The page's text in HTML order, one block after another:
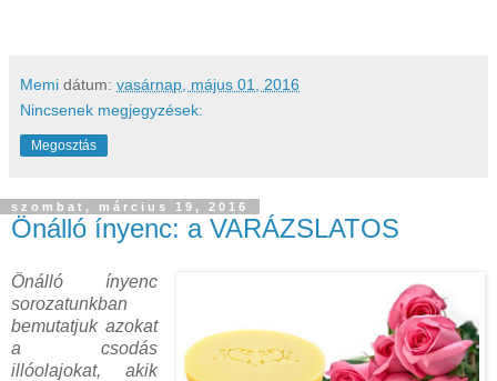
Memi dátum: vasárnap, május 01, 2016
Nincsenek megjegyzések:
Megosztás
szombat, március 19, 2016
Önálló ínyenc: a VARÁZSLATOS
Önálló ínyenc
sorozatunkban
bemutatjuk azokat
a csodás
illóolajokat, akik